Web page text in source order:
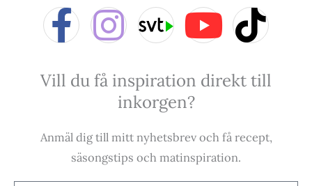
F
a
c
e
b
I
n
s
t
a
Y
o
u
t
u
T
i
k
t
Vill du få inspiration direkt till
inkorgen?
Anmäl dig till mitt nyhetsbrev och få recept,
säsongstips och matinspiration.